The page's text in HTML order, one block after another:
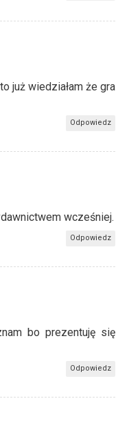
już wiedziałam że gra
Odpowiedz
wcześniej.
Odpowiedz
bo prezentuję się
Odpowiedz